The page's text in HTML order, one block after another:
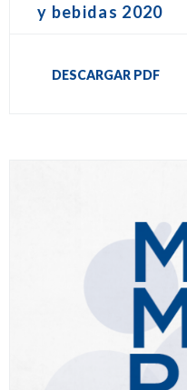
y bebidas 2020
DESCARGAR PDF